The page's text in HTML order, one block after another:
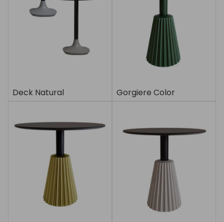
Deck Natural Gorgiere Color